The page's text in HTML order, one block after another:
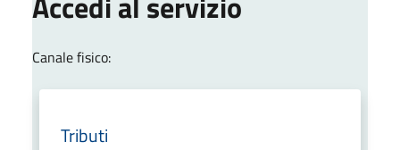
Canale fisico:
Tributi